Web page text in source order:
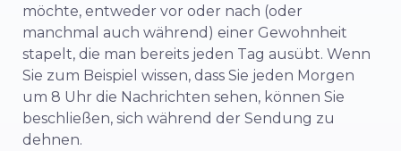
möchte, entweder vor oder nach (oder
manchmal auch während) einer Gewohnheit
stapelt, die man bereits jeden Tag ausübt. Wenn
Sie zum Beispiel wissen, dass Sie jeden Morgen
um 8 Uhr die Nachrichten sehen, können Sie
beschließen, sich während der Sendung zu
dehnen.